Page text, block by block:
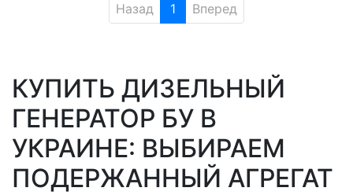
Назад 1 Вперед
КУПИТЬ ДИЗЕЛЬНЫЙ
ГЕНЕРАТОР БУ В
УКРАИНЕ: ВЫБИРАЕМ
ПОДЕРЖАННЫЙ АГРЕГАТ